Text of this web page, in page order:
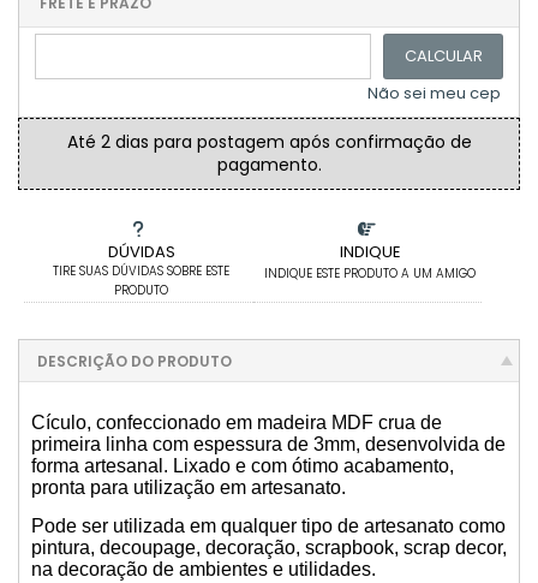
CAIXA SAPATO 9X9X5CM
30 CAIXAS SAPATO 7X7X5CM
10 CAIXAS SAPATO 7X7X5CM
CAIXA SAPATO 20CMX20CMX8CM COM DIVISÓRIA
CAIXA SAPATO 35X35X10CM
CAIXA MINI CHANDON 2 LUGARES
30 CAIXAS SAPATO 5X5X5CM
50 CAIXAS SAPATO 7X7X5CM
CAIXA MINI CHANDON 1 LUGAR
DÚVIDAS
TIRE SUAS DÚVIDAS SOBRE ESTE
PRODUTO
INDIQUE
INDIQUE ESTE PRODUTO A UM AMIGO
.
CALCULAR
Não sei meu cep
Até 2 dias para postagem após confirmação de
pagamento.
DESCRIÇÃO DO PRODUTO
Cículo, confeccionado em madeira MDF crua de
primeira linha com espessura de 3mm, desenvolvida de
forma artesanal. Lixado e com ótimo acabamento,
pronta para utilização em artesanato.
Pode ser utilizada em qualquer tipo de artesanato como
pintura, decoupage, decoração, scrapbook, scrap decor,
na decoração de ambientes e utilidades.